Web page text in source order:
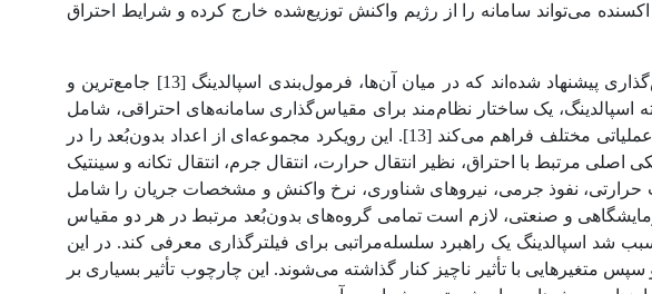
می‌تواند سامانه را از رژیم واکنش توزیع‌شده خارج کرده و شرایط احتراق
پیشنهاد شده‌اند که در میان آن‌ها، فرمول‌بندی اسپالدینگ ]
13
[ جامع‌ترین و
یک ساختار نظام‌مند برای مقیاس‌گذاری سامانه‌های احتراقی، شامل
عملیاتی مختلف فراهم می‌کند ]
13
[. این رویکرد مجموعه‌ای از اعداد بدون‌بُعد را در
مرتبط با احتراق، نظیر انتقال حرارت، انتقال جرم، انتقال تکانه و سینتیک
حرارتی، نفوذ جرمی، نیروهای شناوری، نرخ واکنش و مشخصات جریان را شامل
و صنعتی، لازم است تمامی گروه‌های بدون‌بُعد مرتبط در هر دو مقیاس
سبب شد اسپالدینگ یک راهبرد سلسله‌مراتبی برای فیلترگذاری معرفی کند. در این
متغیرهایی با تأثیر ناچیز کنار گذاشته می‌شوند. این چارچوب تأثیر بسیاری بر